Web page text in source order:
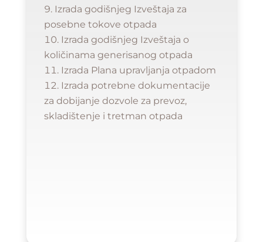
Izrada godišnjeg Izveštaja za
posebne tokove otpada
Izrada godišnjeg Izveštaja o
količinama generisanog otpada
Izrada Plana upravljanja otpadom
Izrada potrebne dokumentacije
za dobijanje dozvole za prevoz,
skladištenje i tretman otpada